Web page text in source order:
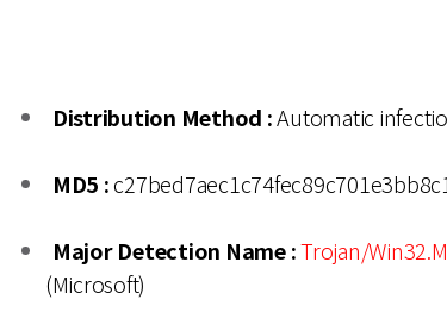
Distribution Method :Automatic
MD5 :
Major Detection Name :Trojan/
(Microsoft)